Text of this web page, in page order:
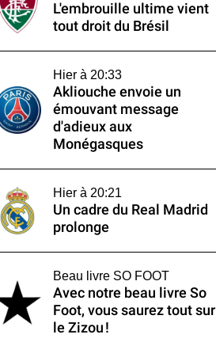
L'embrouille ultime vient
tout droit du Brésil
Hier à 20:33
Akliouche envoie un
émouvant message
d'adieux aux
Monégasques
Hier à 20:21
Un cadre du Real Madrid
prolonge
Beau livre SO FOOT
Avec notre beau livre So
Foot, vous saurez tout sur
le Zizou !